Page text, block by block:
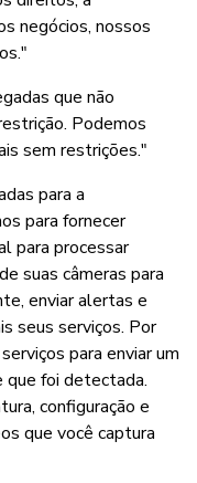
negócios, nossos
que não
Podemos
sem restrições."
para a
para fornecer
para processar
suas câmeras para
enviar alertas e
seus serviços. Por
para enviar um
que foi detectada.
configuração e
que você captura